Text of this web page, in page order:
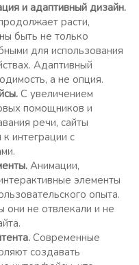
и адаптивный дизайн.
расти,
быть не только
для использования
Адаптивный
а не опция.
С увеличением
помощников и
речи, сайты
интеграции с
Анимации,
элементы
опыта.
не отвлекали и не
Современные
создавать